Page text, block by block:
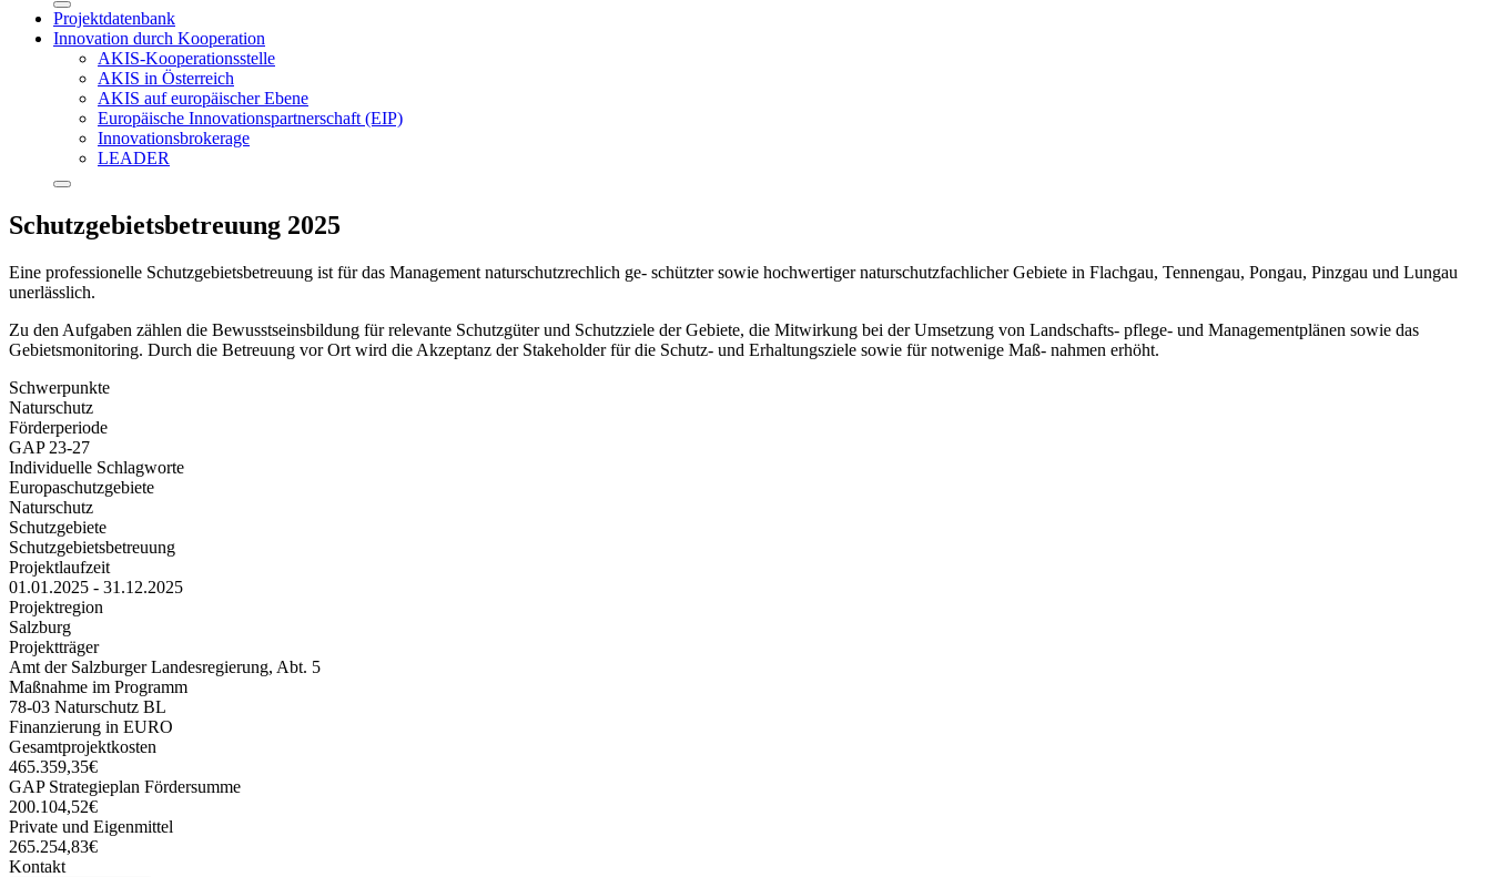
Projektdatenbank
Innovation durch Kooperation
AKIS-Kooperationsstelle
AKIS in Österreich
AKIS auf europäischer Ebene
Europäische Innovationspartnerschaft (EIP)
Innovationsbrokerage
LEADER
Schutzgebietsbetreuung 2025
Eine professionelle Schutzgebietsbetreuung ist für das Management naturschutzrechlich ge- schützter sowie hochwertiger naturschutzfachlicher Gebiete in Flachgau, Tennengau, Pongau, Pinzgau und Lungau
unerlässlich.
Zu den Aufgaben zählen die Bewusstseinsbildung für relevante Schutzgüter und Schutzziele der Gebiete, die Mitwirkung bei der Umsetzung von Landschafts- pflege- und Managementplänen sowie das
Gebietsmonitoring. Durch die Betreuung vor Ort wird die Akzeptanz der Stakeholder für die Schutz- und Erhaltungsziele sowie für notwenige Maß- nahmen erhöht.
Schwerpunkte
Naturschutz
Förderperiode
GAP 23-27
Individuelle Schlagworte
Europaschutzgebiete
Naturschutz
Schutzgebiete
Schutzgebietsbetreuung
Projektlaufzeit
01.01.2025 - 31.12.2025
Projektregion
Salzburg
Projektträger
Amt der Salzburger Landesregierung, Abt. 5
Maßnahme im Programm
78-03 Naturschutz BL
Finanzierung in EURO
Gesamtprojektkosten
465.359,35€
GAP Strategieplan Fördersumme
200.104,52€
Private und Eigenmittel
265.254,83€
Kontakt